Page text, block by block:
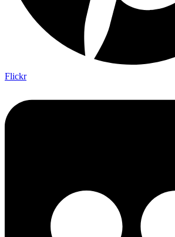
Flickr